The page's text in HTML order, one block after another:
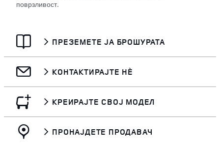
поврзливост.
ПРЕЗЕМЕТЕ ЈА БРОШУРАТА
КОНТАКТИРАЈТЕ НЀ
КРЕИРАЈТЕ СВОЈ МОДЕЛ
ПРОНАЈДЕТЕ ПРОДАВАЧ